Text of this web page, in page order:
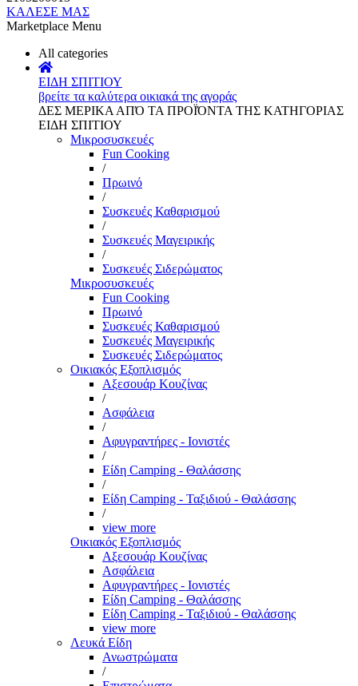
ΚΑΛΕΣΕ ΜΑΣ
Marketplace Menu
All categories
ΕΙΔΗ ΣΠΙΤΙΟΥ
βρείτε τα καλύτερα οικιακά της αγοράς
ΔΕΣ ΜΕΡΙΚΑ ΑΠΌ ΤΑ ΠΡΟΪΌΝΤΑ ΤΗΣ ΚΑΤΗΓΟΡΙΑΣ
ΕΙΔΗ ΣΠΙΤΙΟΥ
Μικροσυσκευές
Fun Cooking
/
Πρωινό
/
Συσκευές Καθαρισμού
/
Συσκευές Μαγειρικής
/
Συσκευές Σιδερώματος
Μικροσυσκευές
Fun Cooking
Πρωινό
Συσκευές Καθαρισμού
Συσκευές Μαγειρικής
Συσκευές Σιδερώματος
Οικιακός Εξοπλισμός
Αξεσουάρ Κουζίνας
/
Ασφάλεια
/
Αφυγραντήρες - Ιονιστές
/
Είδη Camping - Θαλάσσης
/
Είδη Camping - Ταξιδιού - Θαλάσσης
/
view more
Οικιακός Εξοπλισμός
Αξεσουάρ Κουζίνας
Ασφάλεια
Αφυγραντήρες - Ιονιστές
Είδη Camping - Θαλάσσης
Είδη Camping - Ταξιδιού - Θαλάσσης
view more
Λευκά Είδη
Ανωστρώματα
/